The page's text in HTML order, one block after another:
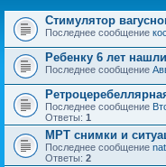
Стимулятор
Последнее сообщение
Ребенку 6 лет
Последнее сообщение
Последнее сообщение
Ответы: 1
МРТ снимки и
Последнее сообщение
Ответы: 2